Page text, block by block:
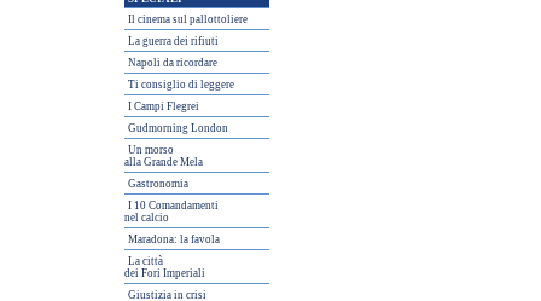
Il cinema sul pallottoliere
La guerra dei rifiuti
Napoli da ricordare
Ti consiglio di leggere
I Campi Flegrei
Gudmorning London
Un morso
alla Grande Mela
Gastronomia
I 10 Comandamenti
nel calcio
Maradona: la favola
La città
dei Fori Imperiali
Giustizia in crisi